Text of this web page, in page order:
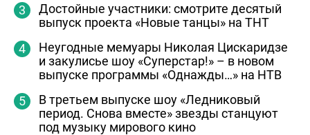
Достойные участники: смотрите десятый
выпуск проекта «Новые танцы» на ТНТ
Неугодные мемуары Николая Цискаридзе
и закулисье шоу «Суперстар!» – в новом
выпуске программы «Однажды…» на НТВ
В третьем выпуске шоу «Ледниковый
период. Снова вместе» звезды станцуют
под музыку мирового кино